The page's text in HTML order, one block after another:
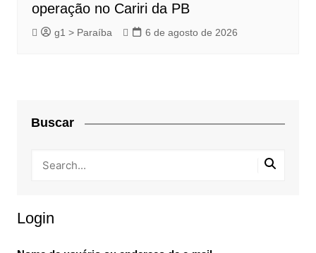
operação no Cariri da PB
g1 > Paraíba 6 de agosto de 2026
Buscar
Login